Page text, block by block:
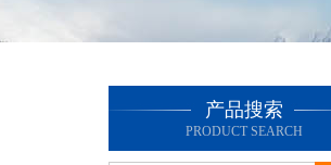
产品搜索
PRODUCT SEARCH